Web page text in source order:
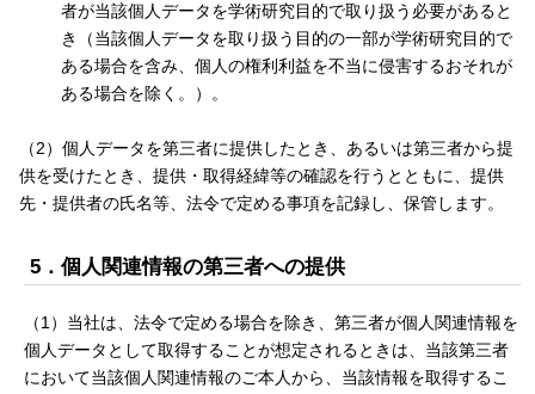
者が当該個人データを学術研究目的で取り扱う必要があると
き（当該個人データを取り扱う目的の一部が学術研究目的で
ある場合を含み、個人の権利利益を不当に侵害するおそれが
ある場合を除く。）。
（2）個人データを第三者に提供したとき、あるいは第三者から提
供を受けたとき、提供・取得経緯等の確認を行うとともに、提供
先・提供者の氏名等、法令で定める事項を記録し、保管します。
5．個人関連情報の第三者への提供
（1）当社は、法令で定める場合を除き、第三者が個人関連情報を
個人データとして取得することが想定されるときは、当該第三者
において当該個人関連情報のご本人から、当該情報を取得するこ